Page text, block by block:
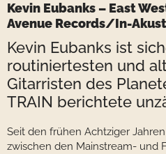
Kevin Eubanks – East
Avenue Records/In-
Kevin Eubanks ist
routiniertesten und
Gitarristen des
TRAIN berichtete
Seit den frühen Achtziger
zwischen den Mainstream- und